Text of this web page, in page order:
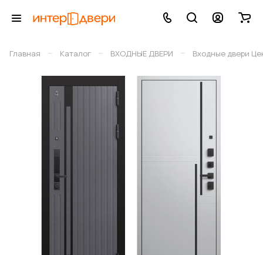
Главная – Каталог – ВХОДНЫЕ ДВЕРИ – Входные двери